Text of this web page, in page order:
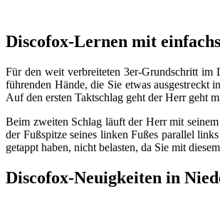
Discofox-Lernen mit
Für den weit verbreiteten 3er-Grundschritt im
führenden Hände, die Sie etwas
Auf den ersten Taktschlag geht der Herr geht
Beim zweiten Schlag läuft der Herr mit
der Fußspitze seines linken Fußes parallel
getappt haben, nicht belasten, da Sie mit
Discofox-Neuigkeiten in